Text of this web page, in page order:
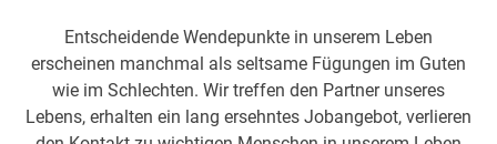
Entscheidende Wendepunkte in unserem Leben
erscheinen manchmal als seltsame Fügungen im Guten
wie im Schlechten. Wir treffen den Partner unseres
Lebens, erhalten ein lang ersehntes Jobangebot, verlieren